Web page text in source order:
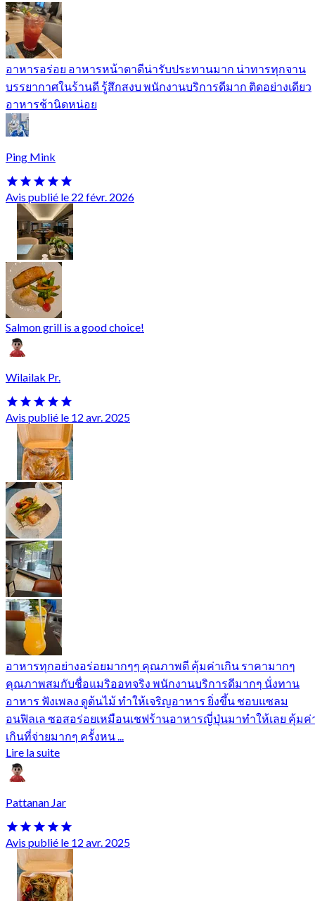
อาหารอร่อย อาหารหน้าตาดีน่ารับประทานมาก น่าทารทุกจาน
บรรยากาศในร้านดี รู้สึกสงบ พนักงานบริการดีมาก ติดอย่างเดียว
อาหารช้านิดหน่อย
Ping Mink
Avis publié le 22 févr. 2026
Salmon grill is a good choice!
Wilailak Pr.
Avis publié le 12 avr. 2025
อาหารทุกอย่างอร่อยมากๆๆ คุณภาพดี คุ้มค่าเกิน ราคามากๆ
คุณภาพสมกับชื่อแมริออทจริง พนักงานบริการดีมากๆ นั่งทาน
อาหาร ฟังเพลง ดูต้นไม้ ทำให้เจริญอาหาร ยิ่งขึ้น ชอบแซลม
อนฟิลเล ซอสอร่อยเหมือนเชฟร้านอาหารญี่ปุ่นมาทำให้เลย คุ้มค่
เกินที่จ่ายมากๆ ครั้งหน ...
Lire la suite
Pattanan Jar
Avis publié le 12 avr. 2025